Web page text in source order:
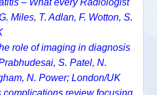
Miles, T. Adlan, F. Wotton, S.
role of imaging in diagnosis
S. Patel, N.
N. Power; London/UK
complications review focusing